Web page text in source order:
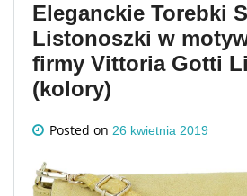
Eleganckie Torebki
Listonoszki w
firmy Vittoria Gotti
(kolory)
Posted on 26 kwietnia 2019